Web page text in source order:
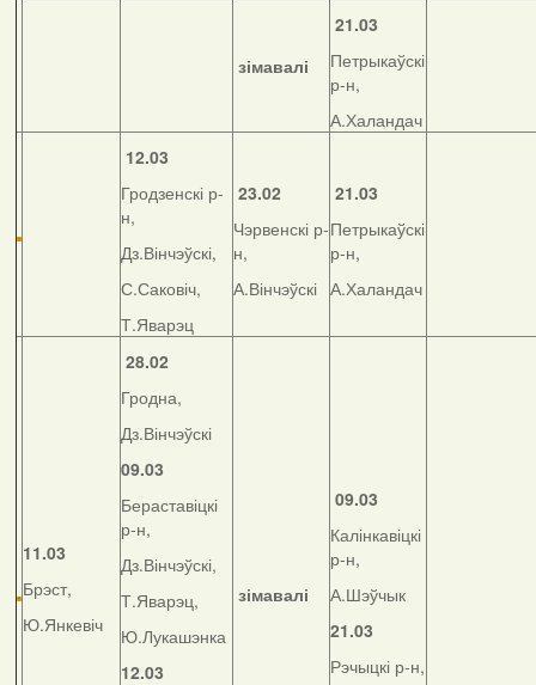
зімавалі
21.03
Петрыкаўскі
р-н,
А.Халандач
12.03
Гродзенскі р-
н,
Дз.Вінчэўскі,
С.Саковіч,
Т.Яварэц
23.02
Чэрвенскі р-
н,
А.Вінчэўскі
21.03
Петрыкаўскі
р-н,
А.Халандач
11.03
Брэст,
Ю.Янкевіч
28.02
Гродна,
Дз.Вінчэўскі
09.03
Бераставіцкі
р-н,
Дз.Вінчэўскі,
Т.Яварэц,
Ю.Лукашэнка
12.03
зімавалі
09.03
Калінкавіцкі
р-н,
А.Шэўчык
21.03
Рэчыцкі р-н,